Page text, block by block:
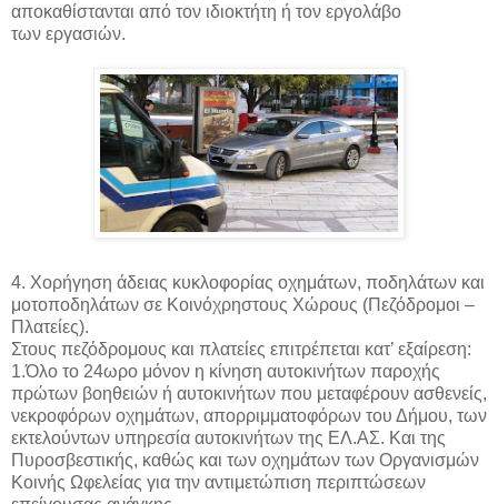
αποκαθίστανται από τον ιδιοκτήτη ή τον εργολάβο
των εργασιών.
4. Χορήγηση άδειας κυκλοφορίας οχημάτων, ποδηλάτων και
μοτοποδηλάτων σε Κοινόχρηστους Χώρους (Πεζόδρομοι –
Πλατείες).
Στους πεζόδρομους και πλατείες επιτρέπεται κατ’ εξαίρεση:
1.Όλο το 24ωρο μόνον η κίνηση αυτοκινήτων παροχής
πρώτων βοηθειών ή αυτοκινήτων που μεταφέρουν ασθενείς,
νεκροφόρων οχημάτων, απορριμματοφόρων του Δήμου, των
εκτελούντων υπηρεσία αυτοκινήτων της ΕΛ.ΑΣ. Και της
Πυροσβεστικής, καθώς και των οχημάτων των Οργανισμών
Κοινής Ωφελείας για την αντιμετώπιση περιπτώσεων